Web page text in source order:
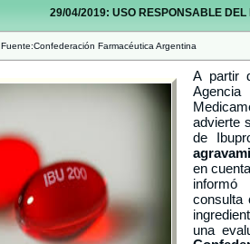
29/04/2019: USO RESPONSABLE DEL
Fuente:Confederación Farmacéutica Argentina
A partir
advierte
de
en
informó
consulta
una